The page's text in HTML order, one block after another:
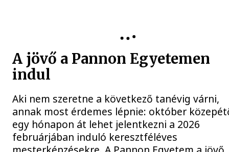
A jövő a Pannon Egyetemen
indul
Aki nem szeretne a következő tanévig várni,
annak most érdemes lépnie: október
egy hónapon át lehet jelentkezni a 2026
februárjában induló keresztféléves